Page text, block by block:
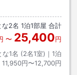
な2名 1泊1部屋 合計
〜 25,400円
な1名 (2名1室)｜ 1泊
11,950円〜12,700円